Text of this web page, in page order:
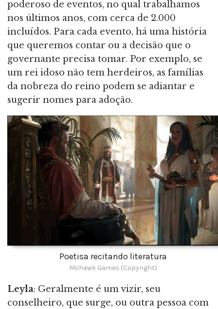
poderoso de eventos, no qual trabalhamos
nos últimos anos, com cerca de 2.000
incluídos. Para cada evento, há uma história
que queremos contar ou a decisão que o
governante precisa tomar. Por exemplo, se
um rei idoso não tem herdeiros, as famílias
da nobreza do reino podem se adiantar e
sugerir nomes para adoção.
Poetisa recitando literatura
Mohawk Games (Copyright)
Leyla: Geralmente é um vizir, seu
conselheiro, que surge, ou outra pessoa com